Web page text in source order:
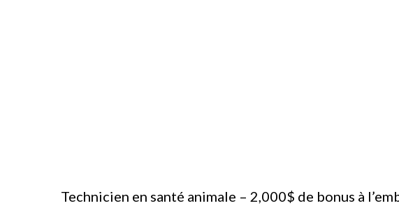
Technicien en santé animale – 2,000$ de bonus à